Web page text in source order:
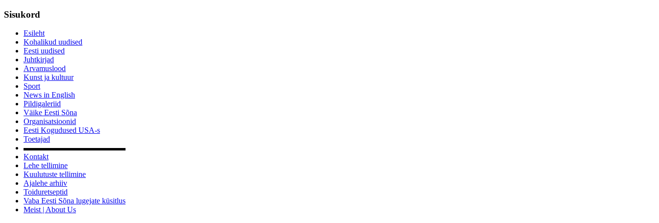
Sisukord
Esileht
Kohalikud uudised
Eesti uudised
Juhtkirjad
Arvamuslood
Kunst ja kultuur
Sport
News in English
Pildigaleriid
Väike Eesti Sõna
Organisatsioonid
Eesti Kogudused USA-s
Toetajad
▬▬▬▬▬▬▬▬▬▬▬▬▬
Kontakt
Lehe tellimine
Kuulutuste tellimine
Ajalehe arhiiv
Toiduretseptid
Vaba Eesti Sõna lugejate küsitlus
Meist | About Us